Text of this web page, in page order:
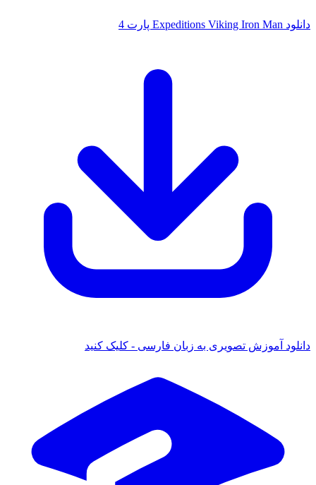
دانلود Expeditions Viking Iron Man پارت 4
دانلود آموزش تصویری به زبان فارسی - کلیک کنید